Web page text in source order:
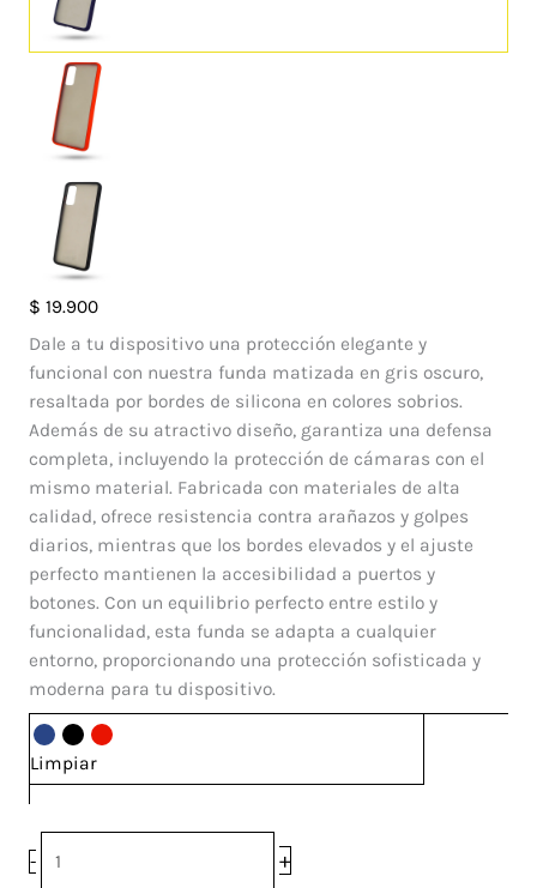
$ 19.900
Dale a tu dispositivo una protección elegante y
funcional con nuestra funda matizada en gris oscuro,
resaltada por bordes de silicona en colores sobrios.
Además de su atractivo diseño, garantiza una defensa
completa, incluyendo la protección de cámaras con el
mismo material. Fabricada con materiales de alta
calidad, ofrece resistencia contra arañazos y golpes
diarios, mientras que los bordes elevados y el ajuste
perfecto mantienen la accesibilidad a puertos y
botones. Con un equilibrio perfecto entre estilo y
funcionalidad, esta funda se adapta a cualquier
entorno, proporcionando una protección sofisticada y
moderna para tu dispositivo.
Limpiar
-
Case
Matte
Samsung
Galaxy
S20
cantidad
+